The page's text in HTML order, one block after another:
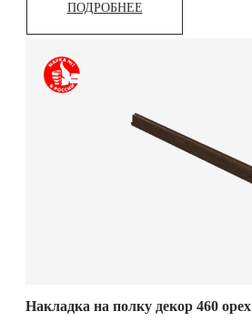
ПОДРОБНЕЕ
Накладка на полку декор 460 орех